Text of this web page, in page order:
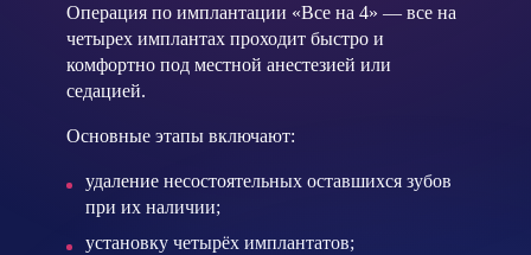
Операция по имплантации «Все на 4» — все на
четырех имплантах проходит быстро и
комфортно под местной анестезией или
седацией.
Основные этапы включают:
удаление несостоятельных оставшихся зубов
при их наличии;
установку четырёх имплантатов;